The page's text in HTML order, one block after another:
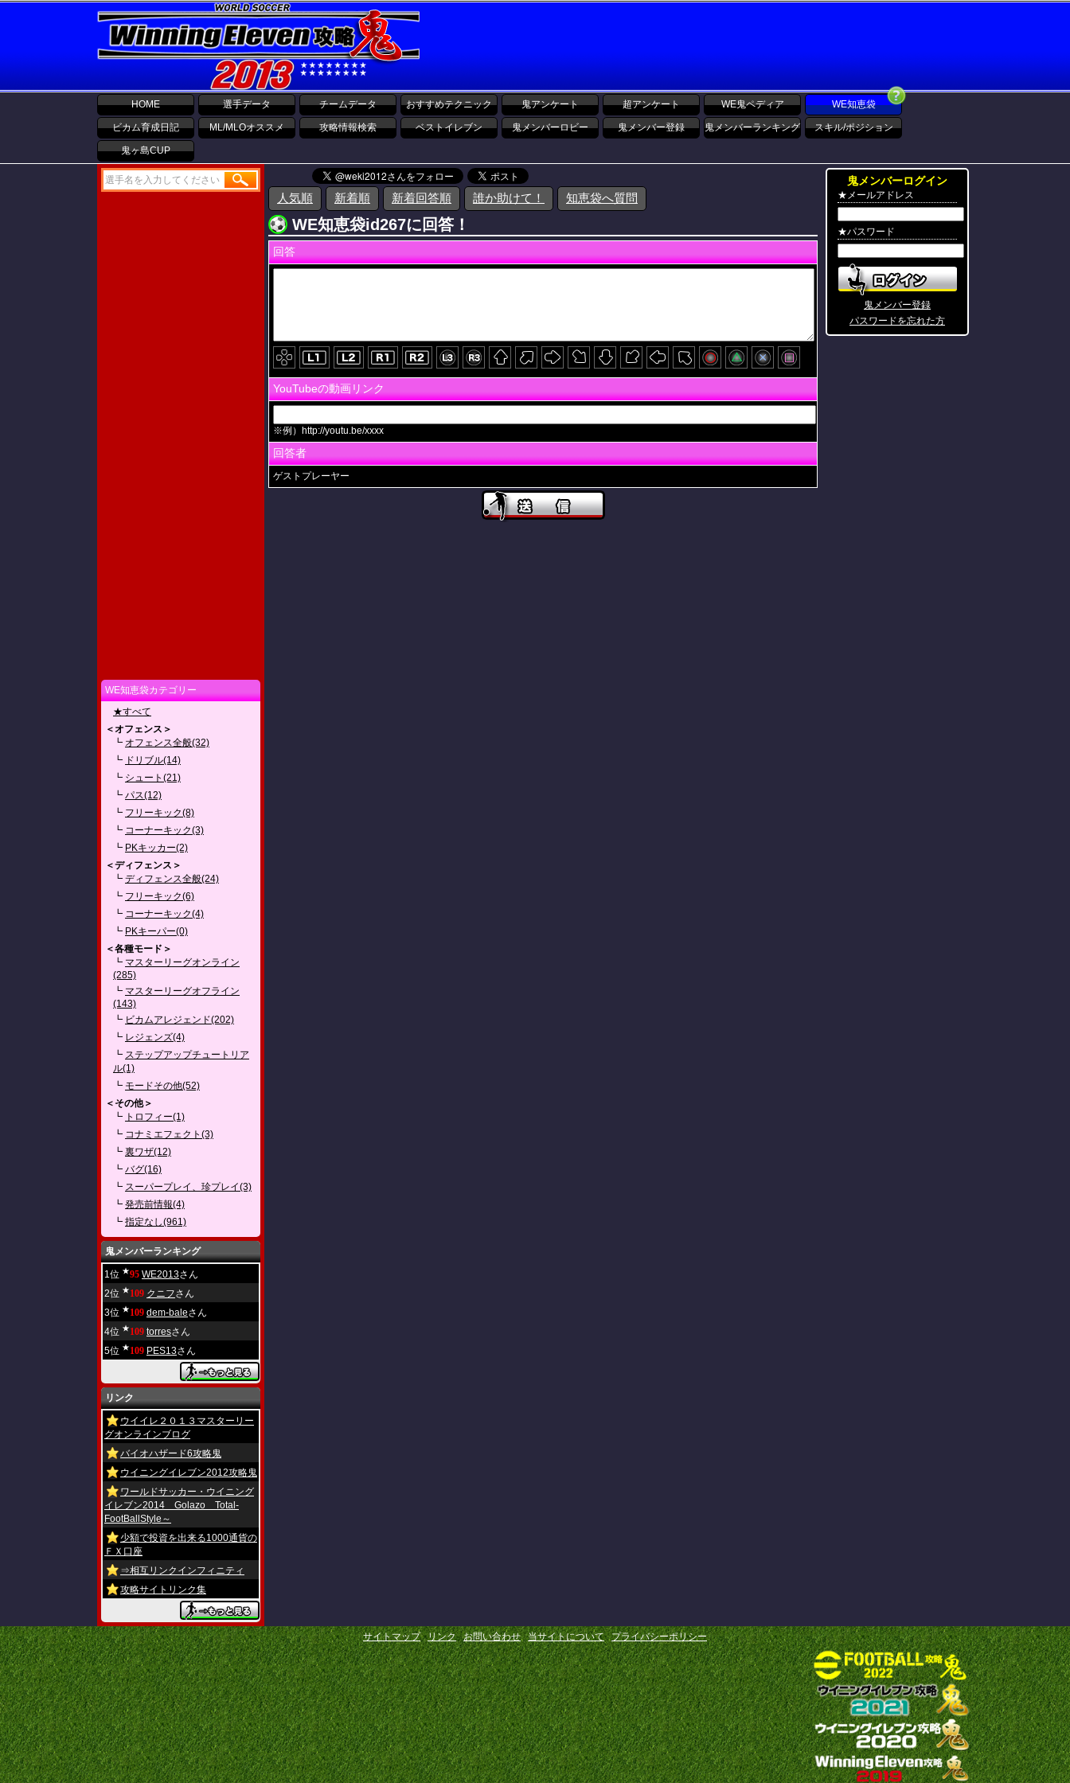
HOME 選手データ チームデータ おすすめテクニック 鬼アンケート 超アンケート WE鬼ペディア WE知恵袋
ビカム育成日記 ML/MLOオススメ 攻略情報検索 ベストイレブン 鬼メンバーロビー 鬼メンバー登録 鬼メンバーランキング スキル/ポジション
鬼ヶ島CUP
WE知恵袋カテゴリー
★すべて
＜オフェンス＞
┗ オフェンス全般(32)
┗ ドリブル(14)
┗ シュート(21)
┗ パス(12)
┗ フリーキック(8)
┗ コーナーキック(3)
┗ PKキッカー(2)
＜ディフェンス＞
┗ ディフェンス全般(24)
┗ フリーキック(6)
┗ コーナーキック(4)
┗ PKキーパー(0)
＜各種モード＞
┗ マスターリーグオンライン
(285)
┗ マスターリーグオフライン
(143)
┗ ビカムアレジェンド(202)
┗ レジェンズ(4)
┗ ステップアップチュートリア
ル(1)
┗ モードその他(52)
＜その他＞
┗ トロフィー(1)
┗ コナミエフェクト(3)
┗ 裏ワザ(12)
┗ バグ(16)
┗ スーパープレイ、珍プレイ(3)
┗ 発売前情報(4)
┗ 指定なし(961)
鬼メンバーランキング
1位 ★95 WE2013さん
2位 ★109 クニフさん
3位 ★109 dem-baleさん
4位 ★109 torresさん
5位 ★109 PES13さん
リンク
ウイイレ２０１３マスターリー
グオンラインブログ
バイオハザード6攻略鬼
ウイニングイレブン2012攻略鬼
ワールドサッカー・ウイニング
イレブン2014 Golazo Total-
FootBallStyle～
少額で投資を出来る1000通貨の
ＦＸ口座
⇒相互リンクインフィニティ
攻略サイトリンク集
人気順 新着順 新着回答順 誰か助けて！ 知恵袋へ質問
WE知恵袋id267に回答！
回答
YouTubeの動画リンク
※例）http://youtu.be/xxxx
回答者
ゲストプレーヤー
鬼メンバーログイン
★メールアドレス
★パスワード
鬼メンバー登録
パスワードを忘れた方
サイトマップ リンク お問い合わせ 当サイトについて プライバシーポリシー